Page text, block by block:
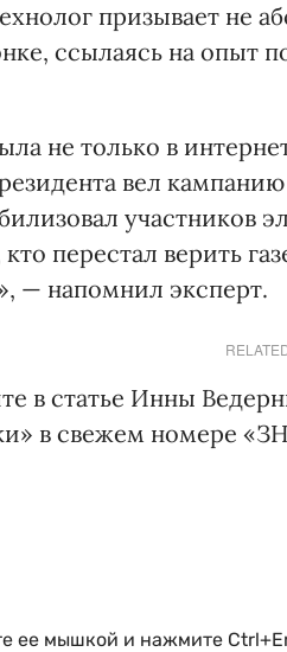
призывает не
ссылаясь на опыт
не только в
вел
участников
перестал верить
— напомнил эксперт.
в статье Инны
в свежем номере
ее мышкой и нажмите